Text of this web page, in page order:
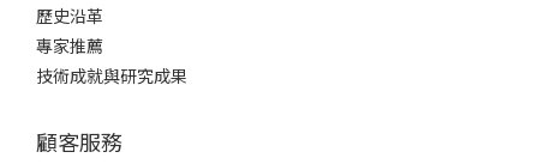
歷史沿革
專家推薦
技術成就與研究成果
顧客服務